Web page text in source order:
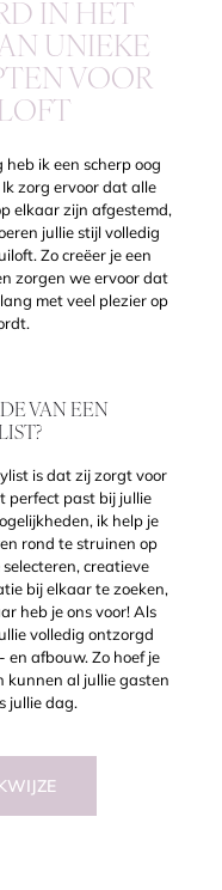
IN HET
UNIEKE
VOOR
ik een scherp oog
zorg ervoor dat alle
elkaar zijn afgestemd,
jullie stijl volledig
Zo creëer je een
zorgen we ervoor dat
met veel plezier op
VAN EEN
is dat zij zorgt voor
perfect past bij jullie
ik help je
rond te struinen op
creatieve
bij elkaar te zoeken,
heb je ons voor! Als
volledig ontzorgd
afbouw. Zo hoef je
kunnen al jullie gasten
jullie dag.